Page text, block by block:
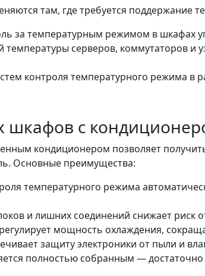
там, где требуется поддержание
за температурным режимом в шкафах
серверов, коммутаторов и
контроля температурного режима в
шкафов с
кондиционером позволяет
Основные преимущества:
температурного режима
и лишних соединений снижает риск
мощность охлаждения,
защиту электроники от пыли и
полностью собранным —